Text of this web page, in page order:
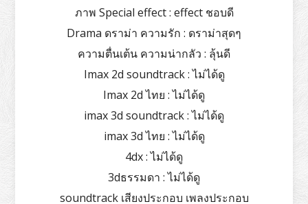
ภาพ Special effect : effect ชอบดี
Drama ดราม่า ความรัก : ดราม่าสุดๆ
ความตื่นเต้น ความน่ากลัว : ลุ้นดี
Imax 2d soundtrack : ไม่ได้ดู
Imax 2d ไทย : ไม่ได้ดู
imax 3d soundtrack : ไม่ได้ดู
imax 3d ไทย : ไม่ได้ดู
4dx : ไม่ได้ดู
3dธรรมดา : ไม่ได้ดู
soundtrack เสียงประกอบ เพลงประกอบ